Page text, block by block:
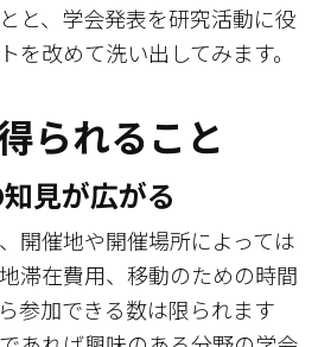
と、学会発表を研究活動に役
を改めて洗い出してみます。
られること
見が広がる
開催地や開催場所によっては
滞在費用、移動のための時間
参加できる数は限られます